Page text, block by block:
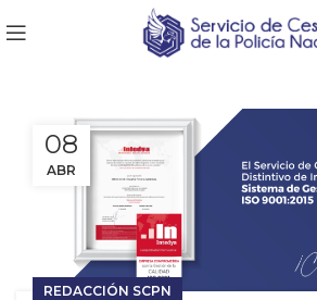
08
ABR
REDACCIÓN SCPN